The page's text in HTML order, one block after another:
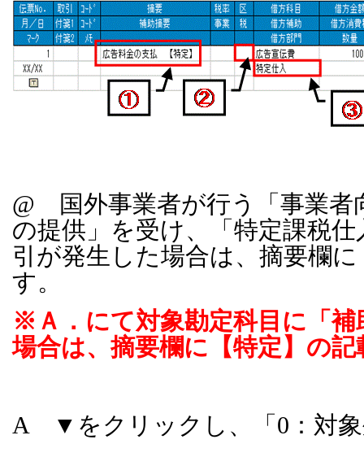
@ 国外事業者が行う「事業者
の提供」を受け、「特定課税
引が発生した場合は、摘要欄に
す。
※Ａ．にて対象勘定科目に「
場合は、摘要欄に【特定】の
A ▼をクリックし、「 0 ：対